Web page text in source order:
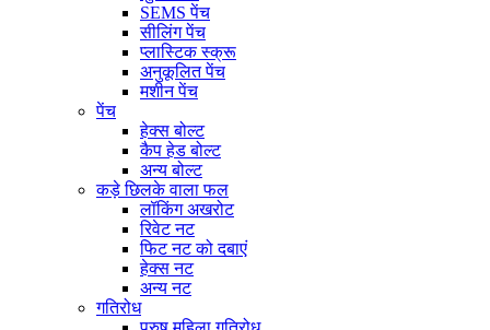
SEMS पेंच
सीलिंग पेंच
प्लास्टिक स्क्रू
अनुकूलित पेंच
मशीन पेंच
पेंच
हेक्स बोल्ट
कैप हेड बोल्ट
अन्य बोल्ट
कड़े छिलके वाला फल
लॉकिंग अखरोट
रिवेट नट
फिट नट को दबाएं
हेक्स नट
अन्य नट
गतिरोध